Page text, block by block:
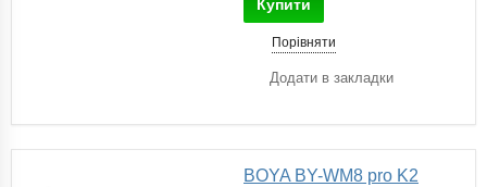
Купити
Порівняти
Додати в закладки
BOYA BY-WM8 pro K2